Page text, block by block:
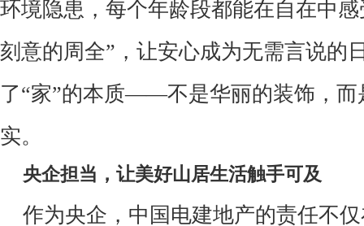
环境隐患，每个年龄段都能在自在中
刻意的周全” ，让安心成为无需言说的
了“家”的本质——不是华丽的装饰，
实。
央企担当，让美好山居生活触手可及
作为央企，中国电建地产的责任不